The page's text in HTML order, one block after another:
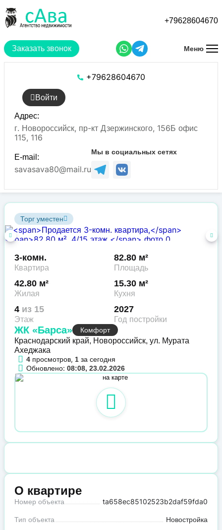
основному
Заказать звонок
+79628604670
Меню
+79628604670
Войти
Адрес:
г. Новороссийск, пр-кт Дзержинского, 156Б офис
115, 116
E-mail:
savasava80@mail.ru
Мы в социальных сетях
Торг уместен
3-комн.
Квартира
82.80 м²
Площадь
42.80 м²
Жилая
15.30 м²
Кухня
4 из 15
Этаж
2027
Год постройки
ЖК «Барса»
Комфорт
Краснодарский край, Новороссийск, ул. Мурата
Ахеджака
4 просмотров, 1 за сегодня
Обновлено: 08:08, 23.02.2026
О квартире
Номер объекта ta658ec85102523b2daf59fda0
Тип объекта Новостройка